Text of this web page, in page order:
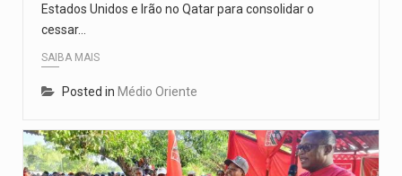
Estados Unidos e Irão no Qatar para consolidar o
cessar…
SAIBA MAIS
Posted in Médio Oriente